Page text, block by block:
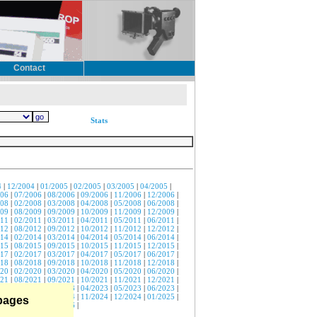
Contact
Stats
| 12/2004 | 01/2005 | 02/2005 | 03/2005 | 04/2005 |
| 07/2006 | 08/2006 | 09/2006 | 11/2006 | 12/2006 |
| 02/2008 | 03/2008 | 04/2008 | 05/2008 | 06/2008 |
| 08/2009 | 09/2009 | 10/2009 | 11/2009 | 12/2009 |
| 02/2011 | 03/2011 | 04/2011 | 05/2011 | 06/2011 |
| 08/2012 | 09/2012 | 10/2012 | 11/2012 | 12/2012 |
| 02/2014 | 03/2014 | 04/2014 | 05/2014 | 06/2014 |
| 08/2015 | 09/2015 | 10/2015 | 11/2015 | 12/2015 |
| 02/2017 | 03/2017 | 04/2017 | 05/2017 | 06/2017 |
| 08/2018 | 09/2018 | 10/2018 | 11/2018 | 12/2018 |
| 02/2020 | 03/2020 | 04/2020 | 05/2020 | 06/2020 |
| 08/2021 | 09/2021 | 10/2021 | 11/2021 | 12/2021 |
03/2023 | 04/2023 | 05/2023 | 06/2023 |
|09/2024 10/2024 | 11/2024 | 12/2024 | 01/2025 |
|05/2026 07/2026 |